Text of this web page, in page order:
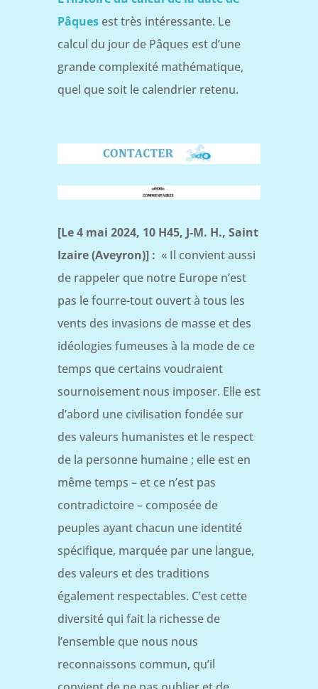
Pâques est très intéressante. Le
calcul du jour de Pâques est d’une
grande complexité mathématique,
quel que soit le calendrier retenu.
[Le 4 mai 2024, 10 H45, J-M. H., Saint
Izaire (Aveyron)] : « Il convient aussi
de rappeler que notre Europe n’est
pas le fourre-tout ouvert à tous les
vents des invasions de masse et des
idéologies fumeuses à la mode de ce
temps que certains voudraient
sournoisement nous imposer. Elle est
d’abord une civilisation fondée sur
des valeurs humanistes et le respect
de la personne humaine ; elle est en
même temps – et ce n’est pas
contradictoire – composée de
peuples ayant chacun une identité
spécifique, marquée par une langue,
des valeurs et des traditions
également respectables. C’est cette
diversité qui fait la richesse de
l’ensemble que nous nous
reconnaissons commun, qu’il